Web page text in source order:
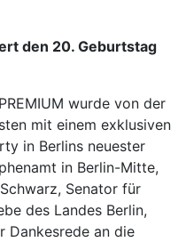
den 20. Geburtstag
wurde von der
mit einem exklusiven
in Berlins neuester
in Berlin-Mitte,
Senator für
des Landes Berlin,
Dankesrede an die